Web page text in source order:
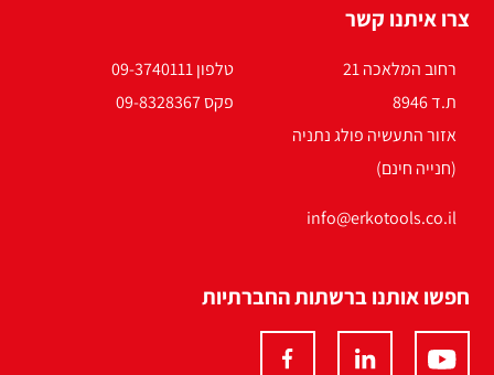
צרו איתנו קשר
רחוב המלאכה 21
ת.ד 8946
אזור התעשיה פולג נתניה
(חנייה חינם)
טלפון 09-3740111
פקס 09-8328367
info@erkotools.co.il
חפשו אותנו ברשתות החברתיות